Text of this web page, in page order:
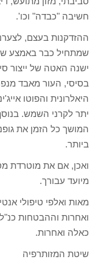
חשיבה "כבדה" וכו'.
ההזדקנות בעצם,
ישנה האטה של ייצור
בסיסי, העור מאבד
היאלרונית והפוטו
יתר לקרני השמש.
המושך כל הזמן את
ביותר.
ואכן, אם את מוטרדת
מיועד עבורך.
מאות ואלפי טיפולי
ואחרות וההבטחות
כאלה ואחרות.
שיטת המזותרפיה